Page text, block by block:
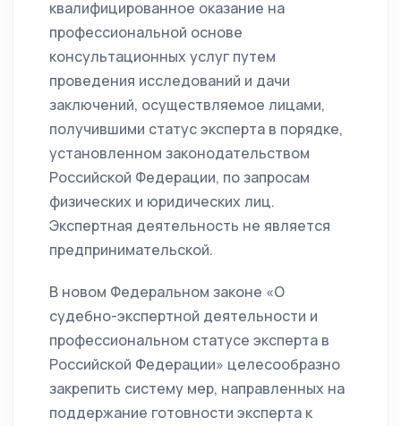
квалифицированное оказание на
профессиональной основе
консультационных услуг путем
проведения исследований и дачи
заключений, осуществляемое лицами,
получившими статус эксперта в порядке,
установленном законодательством
Российской Федерации, по запросам
физических и юридических лиц.
Экспертная деятельность не является
предпринимательской.
В новом Федеральном законе «О
судебно-экспертной деятельности и
профессиональном статусе эксперта в
Российской Федерации» целесообразно
закрепить систему мер, направленных на
поддержание готовности эксперта к